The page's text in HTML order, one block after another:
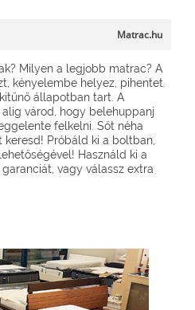
Matrac.hu
Milyen a legjobb matrac? A
kényelembe helyez, pihentet.
állapotban tart. A
várod, hogy belehuppanj
felkelni. Sőt néha
Próbáld ki a boltban,
Használd ki a
vagy válassz extra